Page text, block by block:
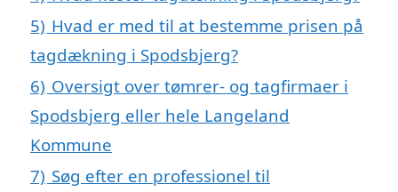
5) Hvad er med til at bestemme prisen på
tagdækning i Spodsbjerg?
6) Oversigt over tømrer- og tagfirmaer i
Spodsbjerg eller hele Langeland
Kommune
7) Søg efter en professionel til